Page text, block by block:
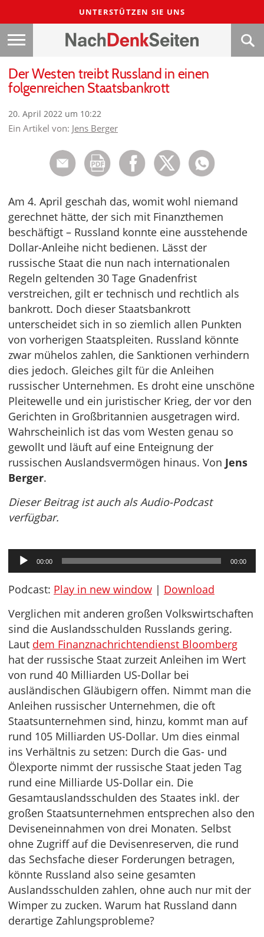
UNTERSTÜTZEN SIE UNS
Der Westen treibt Russland in einen
folgenreichen Staatsbankrott
20. April 2022 um 10:22
Ein Artikel von: Jens Berger
Am 4. April geschah das, womit wohl niemand
gerechnet hätte, der sich mit Finanzthemen
beschäftigt – Russland konnte eine ausstehende
Dollar-Anleihe nicht bedienen. Lässt der
russische Staat die nun nach internationalen
Regeln geltenden 30 Tage Gnadenfrist
verstreichen, gilt er technisch und rechtlich als
bankrott. Doch dieser Staatsbankrott
unterscheidet sich in so ziemlich allen Punkten
von vorherigen Staatspleiten. Russland könnte
zwar mühelos zahlen, die Sanktionen verhindern
dies jedoch. Gleiches gilt für die Anleihen
russischer Unternehmen. Es droht eine unschöne
Pleitewelle und ein juristischer Krieg, der vor den
Gerichten in Großbritannien ausgetragen wird.
Wahrscheinlich ist das vom Westen genau so
gewollt und läuft auf eine Enteignung der
russischen Auslandsvermögen hinaus. Von Jens
Berger.
Dieser Beitrag ist auch als Audio-Podcast
verfügbar.
Audio-
Player
00:00 00:00
Podcast: Play in new window | Download
Verglichen mit anderen großen Volkswirtschaften
sind die Auslandsschulden Russlands gering.
Laut dem Finanznachrichtendienst Bloomberg
hat der russische Staat zurzeit Anleihen im Wert
von rund 40 Milliarden US-Dollar bei
ausländischen Gläubigern offen. Nimmt man die
Anleihen russischer Unternehmen, die oft
Staatsunternehmen sind, hinzu, kommt man auf
rund 105 Milliarden US-Dollar. Um dies einmal
ins Verhältnis zu setzen: Durch die Gas- und
Ölexporte nimmt der russische Staat jeden Tag
rund eine Milliarde US-Dollar ein. Die
Gesamtauslandsschulden des Staates inkl. der
großen Staatsunternehmen entsprechen also den
Deviseneinnahmen von drei Monaten. Selbst
ohne Zugriff auf die Devisenreserven, die rund
das Sechsfache dieser Forderungen betragen,
könnte Russland also seine gesamten
Auslandsschulden zahlen, ohne auch nur mit der
Wimper zu zucken. Warum hat Russland dann
derartige Zahlungsprobleme?